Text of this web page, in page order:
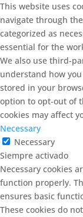
This website uses
navigate through
categorized as
essential for the
We also use third-
understand how
stored in your
option to opt-out of
cookies may affect
Necessary
Necessary
Siempre activado
Necessary cookies
function properly.
ensures basic
These cookies do